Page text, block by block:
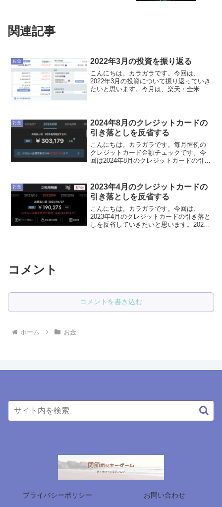
関連記事
お金 2022年3月の投資を振り返る
こんにちは。カラガラです。今回は、
2022年3月の投資について振り返っていき
たいと思います。今月は、楽天・全米株
は、...
お金
2024年8月のクレジットカードの
引き落としを反省する
こんにちは。カラガラです。毎月恒例の
クレジットカード金額チェックです。今
回は2024年8月のクレジットカードの引き
し額は303,179円でした。157,364円だ...
お金
2023年4月のクレジットカードの
引き落としを反省する
こんにちは。カラガラです。今回は、
2023年4月のクレジットカードの引き落と
しを反省していきたいと思います。2023
コメント
コメントを書き込む
ホーム お金
プライバシーポリシー お問い合わせ